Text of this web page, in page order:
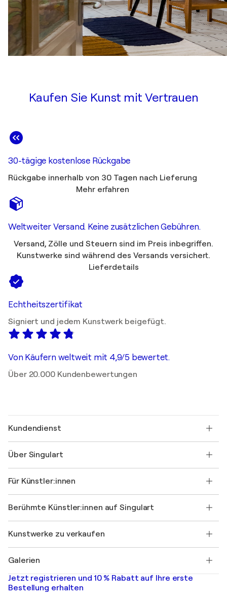
Kaufen Sie Kunst mit Vertrauen
30-tägige kostenlose Rückgabe
Rückgabe innerhalb von 30 Tagen nach Lieferung
Mehr erfahren
Weltweiter Versand. Keine zusätzlichen Gebühren.
Versand, Zölle und Steuern sind im Preis inbegriffen.
Kunstwerke sind während des Versands versichert.
Lieferdetails
Echtheitszertifikat
Signiert und jedem Kunstwerk beigefügt.
Von Käufern weltweit mit 4,9/5 bewertet.
Über 20.000 Kundenbewertungen
Kundendienst
Versand
Einen Gutschein verschenken
Werden Sie Mitglied unseres Handelsprogramms
Ihr Konto
+49 30 31196995
Über Singulart
FAQ
Singulart-Magazin
Jobs
Entdecken Sie kuratierte Originalkunst
Für Künstler:innen
Als Künstler anmelden
Berühmte Künstler:innen auf Singulart
Marc Chagall
Banksy
Mr. Brainwash
Shepard Fairey
Kunstwerke zu verkaufen
Abstrakte Gemälde zu verkaufen
Landschaftsgemälde
Drucke
Galerien
Kunstgalerien in Deutschland
Kunstgalerien in Schweiz
Jetzt registrieren und 10 % Rabatt auf Ihre erste
Bestellung erhalten